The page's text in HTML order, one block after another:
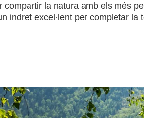
compartir la natura amb els més
indret excel·lent per completar